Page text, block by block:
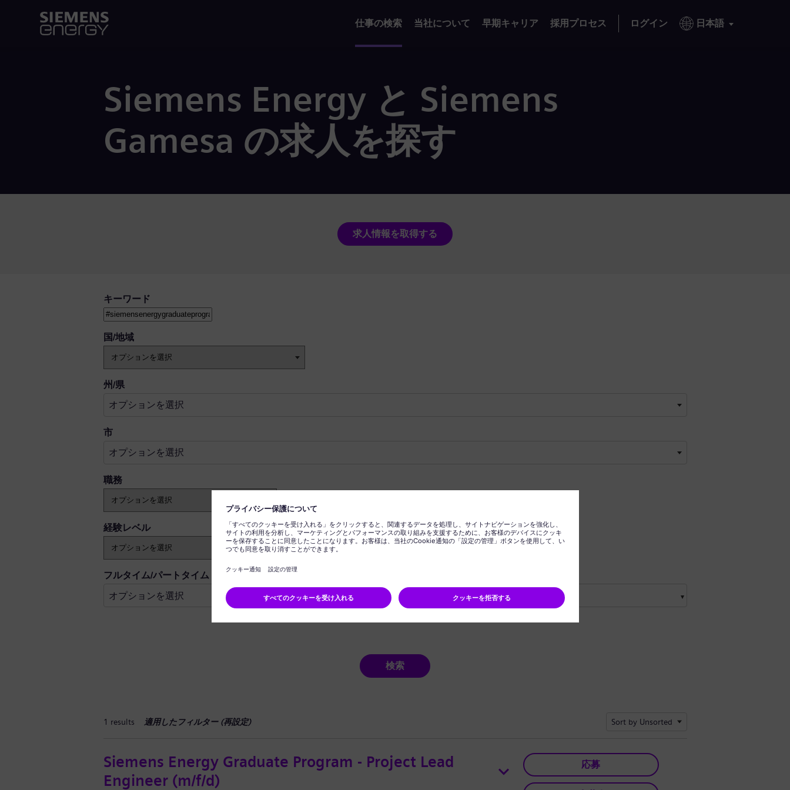
仕事の検索 当社について 早期キャリア 採用プロセス ログイン 日本語
Siemens Energy と Siemens
Gamesa の求人を探す
求人情報を取得する
空いている職を探す
キーワード
国/地域
州/県オプションを選択
オプションを選択
市オプションを選択
オプションを選択
職務
経験レベル
フルタイム/パートタイム
検索
1 results 適用したフィルター (再設定) Sort by Unsorted
Siemens Energy Graduate Program - Project Lead
Engineer (m/f/d)
応募